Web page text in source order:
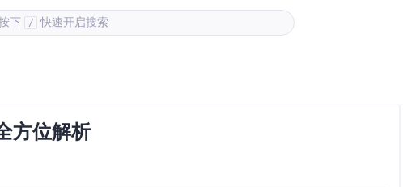
下 / 快速开启搜索
方位解析